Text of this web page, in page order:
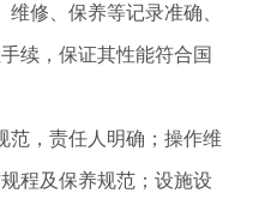
修、保养等记录准确、
续，保证其性能符合国
范，责任人明确；操作维
程及保养规范；设施设